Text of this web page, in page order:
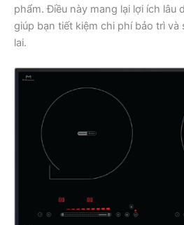
phẩm. Điều này mang lại lợi ích lâu
giúp bạn tiết kiệm chi phí bảo trì
lai.